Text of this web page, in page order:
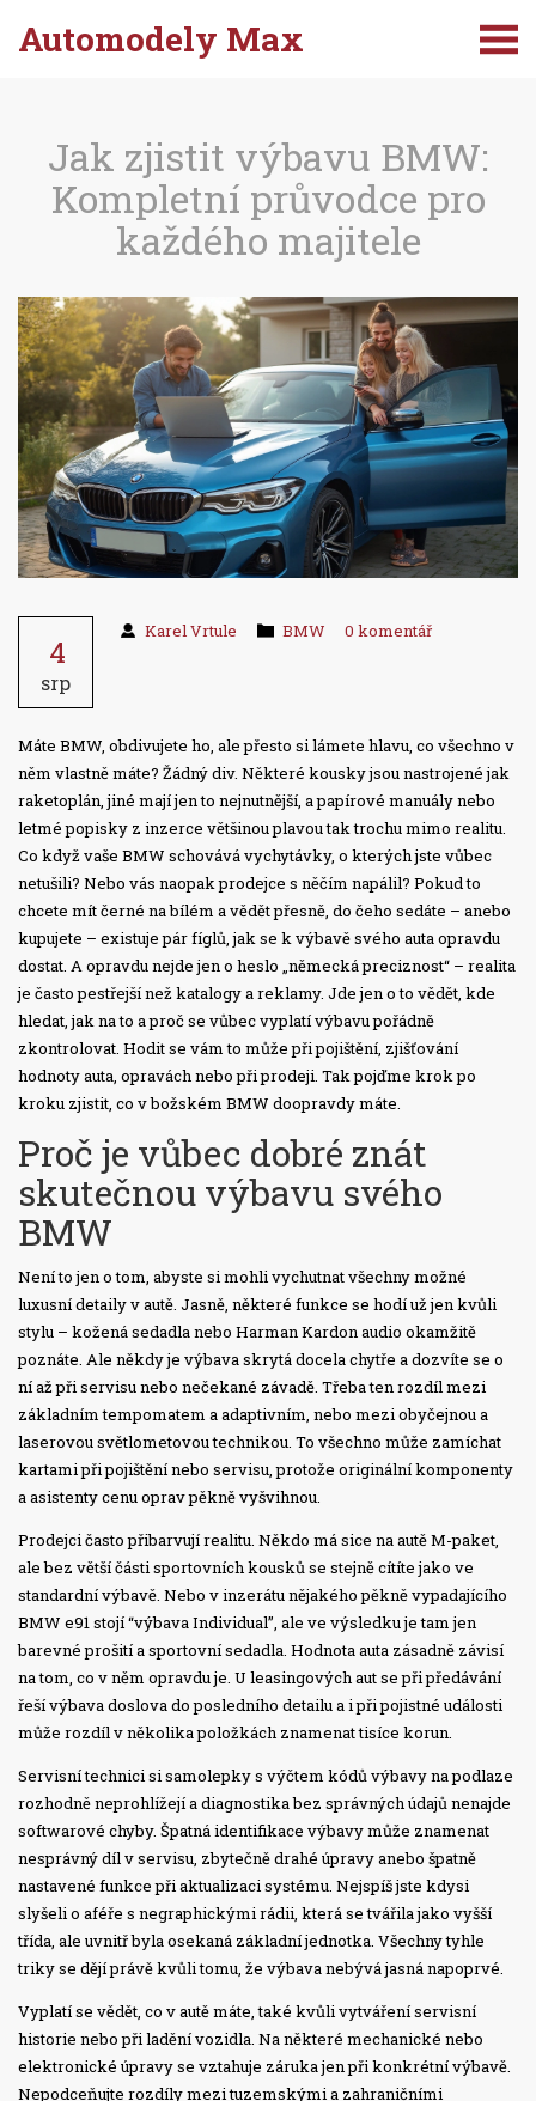
Automodely Max
Jak zjistit výbavu BMW:
Kompletní průvodce pro
každého majitele
4
srp
Karel Vrtule BMW 0 komentář
Máte BMW, obdivujete ho, ale přesto si lámete hlavu, co všechno v
něm vlastně máte? Žádný div. Některé kousky jsou nastrojené jak
raketoplán, jiné mají jen to nejnutnější, a papírové manuály nebo
letmé popisky z inzerce většinou plavou tak trochu mimo realitu.
Co když vaše BMW schovává vychytávky, o kterých jste vůbec
netušili? Nebo vás naopak prodejce s něčím napálil? Pokud to
chcete mít černé na bílém a vědět přesně, do čeho sedáte – anebo
kupujete – existuje pár fíglů, jak se k výbavě svého auta opravdu
dostat. A opravdu nejde jen o heslo „německá preciznost“ – realita
je často pestřejší než katalogy a reklamy. Jde jen o to vědět, kde
hledat, jak na to a proč se vůbec vyplatí výbavu pořádně
zkontrolovat. Hodit se vám to může při pojištění, zjišťování
hodnoty auta, opravách nebo při prodeji. Tak pojďme krok po
kroku zjistit, co v božském BMW doopravdy máte.
Proč je vůbec dobré znát
skutečnou výbavu svého
BMW
Není to jen o tom, abyste si mohli vychutnat všechny možné
luxusní detaily v autě. Jasně, některé funkce se hodí už jen kvůli
stylu – kožená sedadla nebo Harman Kardon audio okamžitě
poznáte. Ale někdy je výbava skrytá docela chytře a dozvíte se o
ní až při servisu nebo nečekané závadě. Třeba ten rozdíl mezi
základním tempomatem a adaptivním, nebo mezi obyčejnou a
laserovou světlometovou technikou. To všechno může zamíchat
kartami při pojištění nebo servisu, protože originální komponenty
a asistenty cenu oprav pěkně vyšvihnou.
Prodejci často přibarvují realitu. Někdo má sice na autě M-paket,
ale bez větší části sportovních kousků se stejně cítíte jako ve
standardní výbavě. Nebo v inzerátu nějakého pěkně vypadajícího
BMW e91 stojí “výbava Individual”, ale ve výsledku je tam jen
barevné prošití a sportovní sedadla. Hodnota auta zásadně závisí
na tom, co v něm opravdu je. U leasingových aut se při předávání
řeší výbava doslova do posledního detailu a i při pojistné události
může rozdíl v několika položkách znamenat tisíce korun.
Servisní technici si samolepky s výčtem kódů výbavy na podlaze
rozhodně neprohlížejí a diagnostika bez správných údajů nenajde
softwarové chyby. Špatná identifikace výbavy může znamenat
nesprávný díl v servisu, zbytečně drahé úpravy anebo špatně
nastavené funkce při aktualizaci systému. Nejspíš jste kdysi
slyšeli o aféře s negraphickými rádii, která se tvářila jako vyšší
třída, ale uvnitř byla osekaná základní jednotka. Všechny tyhle
triky se dějí právě kvůli tomu, že výbava nebývá jasná napoprvé.
Vyplatí se vědět, co v autě máte, také kvůli vytváření servisní
historie nebo při ladění vozidla. Na některé mechanické nebo
elektronické úpravy se vztahuje záruka jen při konkrétní výbavě.
Nepodceňujte rozdíly mezi tuzemskými a zahraničními